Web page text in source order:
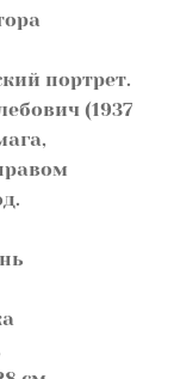
портрет.
(1937